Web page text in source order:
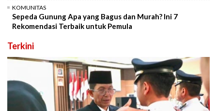
KOMUNITAS
Sepeda Gunung Apa yang Bagus dan Murah? Ini 7
Rekomendasi Terbaik untuk Pemula
Terkini